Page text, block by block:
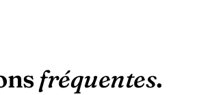
fréquentes.